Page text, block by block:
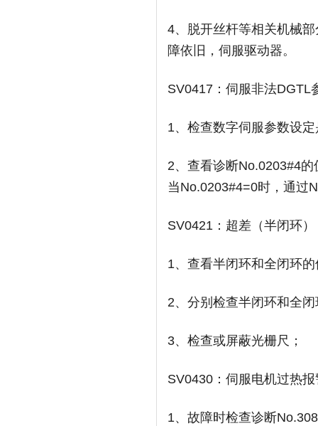
4、脱开丝杆等相关机械
障依旧，伺服驱动器。
SV0417：伺服非法DGTL
1、检查数字伺服参数设
2、查看诊断No.0203#4
当No.0203#4=0时，通过
SV0421：超差（半闭环）
1、查看半闭环和全闭环
2、分别检查半闭环和全
3、检查或屏蔽光栅尺；
SV0430：伺服电机过热报
1、故障时检查诊断